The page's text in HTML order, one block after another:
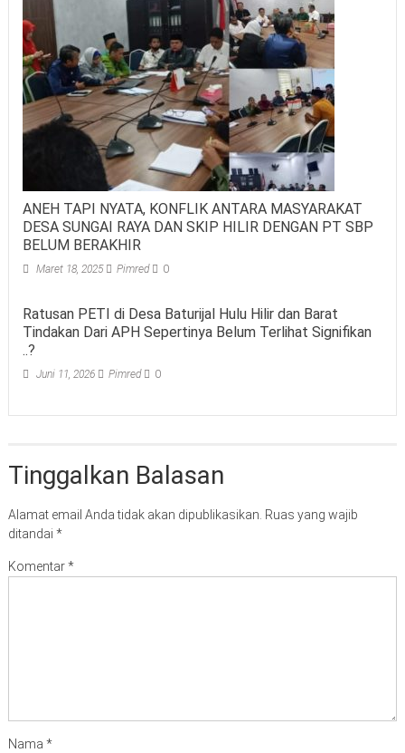
ANEH TAPI NYATA, KONFLIK ANTARA MASYARAKAT
DESA SUNGAI RAYA DAN SKIP HILIR DENGAN PT SBP
BELUM BERAKHIR
Maret 18, 2025 Pimred 0
Ratusan PETI di Desa Baturijal Hulu Hilir dan Barat
Tindakan Dari APH Sepertinya Belum Terlihat Signifikan
..?
Juni 11, 2026 Pimred 0
Tinggalkan Balasan
Alamat email Anda tidak akan dipublikasikan. Ruas yang wajib
ditandai *
Komentar*
Nama *